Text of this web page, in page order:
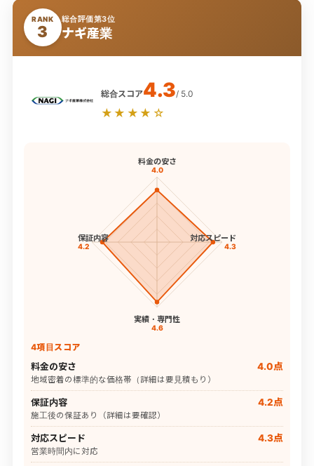
RANK
3
総合評価第3位
ナギ産業
総合スコア4.3/ 5.0
★★★★☆
料金の安さ
4.0
対応スピード
4.3
実績・専門性
4.6
保証内容
4.2
4項目スコア
料金の安さ 4.0点
地域密着の標準的な価格帯（詳細は要見積もり）
保証内容 4.2点
施工後の保証あり（詳細は要確認）
対応スピード 4.3点
営業時間内に対応